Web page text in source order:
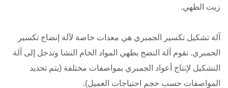
زيت الطهي.
آلة تشكيل تكسير الجمبري هي معدات خاصة لآلة إنضاج تكسير
الجمبري. تقوم آلة النضج بطهي المواد الخام النشا وتدخل إلى آلة
التشكيل لإنتاج أعواد الجمبري بمواصفات مختلفة (يتم تحديد
المواصفات حسب حجم احتياجات العميل).